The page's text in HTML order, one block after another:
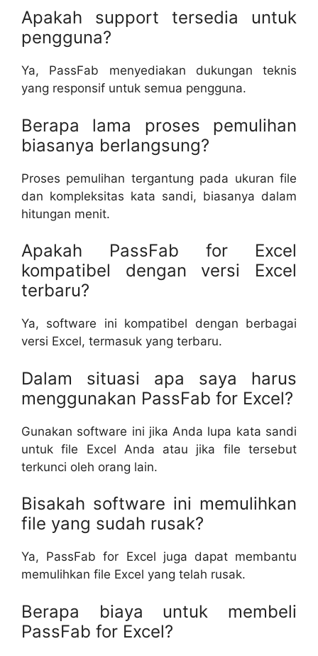
Apakah support tersedia untuk
pengguna?
Ya, PassFab menyediakan dukungan teknis
yang responsif untuk semua pengguna.
Berapa lama proses pemulihan
biasanya berlangsung?
Proses pemulihan tergantung pada ukuran file
dan kompleksitas kata sandi, biasanya dalam
hitungan menit.
Apakah PassFab for Excel
kompatibel dengan versi Excel
terbaru?
Ya, software ini kompatibel dengan berbagai
versi Excel, termasuk yang terbaru.
Dalam situasi apa saya harus
menggunakan PassFab for Excel?
Gunakan software ini jika Anda lupa kata sandi
untuk file Excel Anda atau jika file tersebut
terkunci oleh orang lain.
Bisakah software ini memulihkan
file yang sudah rusak?
Ya, PassFab for Excel juga dapat membantu
memulihkan file Excel yang telah rusak.
Berapa biaya untuk membeli
PassFab for Excel?